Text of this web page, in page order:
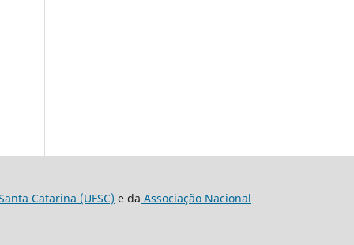
Catarina (UFSC) e da Associação Nacional